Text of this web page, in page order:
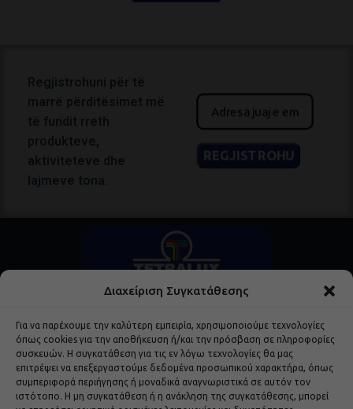
Διαχείριση Συγκατάθεσης
Για να παρέχουμε την καλύτερη εμπειρία, χρησιμοποιούμε τεχνολογίες
όπως cookies για την αποθήκευση ή/και την πρόσβαση σε πληροφορίες
συσκευών. Η συγκατάθεση για τις εν λόγω τεχνολογίες θα μας
επιτρέψει να επεξεργαστούμε δεδομένα προσωπικού χαρακτήρα, όπως
συμπεριφορά περιήγησης ή μοναδικά αναγνωριστικά σε αυτόν τον
ιστότοπο. Η μη συγκατάθεση ή η ανάκληση της συγκατάθεσης, μπορεί
Δημοφιλή Προϊόντα